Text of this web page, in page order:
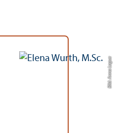
Bild: Anna Logue